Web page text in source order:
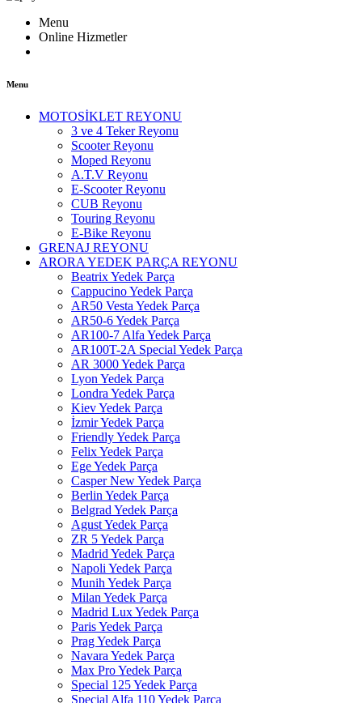
Menu
Online Hizmetler
Menu
MOTOSİKLET REYONU
3 ve 4 Teker Reyonu
Scooter Reyonu
Moped Reyonu
A.T.V Reyonu
E-Scooter Reyonu
CUB Reyonu
Touring Reyonu
E-Bike Reyonu
GRENAJ REYONU
ARORA YEDEK PARÇA REYONU
Beatrix Yedek Parça
Cappucino Yedek Parça
AR50 Vesta Yedek Parça
AR50-6 Yedek Parça
AR100-7 Alfa Yedek Parça
AR100T-2A Special Yedek Parça
AR 3000 Yedek Parça
Lyon Yedek Parça
Londra Yedek Parça
Kiev Yedek Parça
İzmir Yedek Parça
Friendly Yedek Parça
Felix Yedek Parça
Ege Yedek Parça
Casper New Yedek Parça
Berlin Yedek Parça
Belgrad Yedek Parça
Agust Yedek Parça
ZR 5 Yedek Parça
Madrid Yedek Parça
Napoli Yedek Parça
Munih Yedek Parça
Milan Yedek Parça
Madrid Lux Yedek Parça
Paris Yedek Parça
Prag Yedek Parça
Navara Yedek Parça
Max Pro Yedek Parça
Special 125 Yedek Parça
Special Alfa 110 Yedek Parça